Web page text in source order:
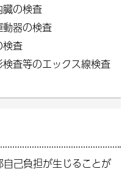
の検査
器の検査
検査
査等のエックス線検査
己負担が生じることが